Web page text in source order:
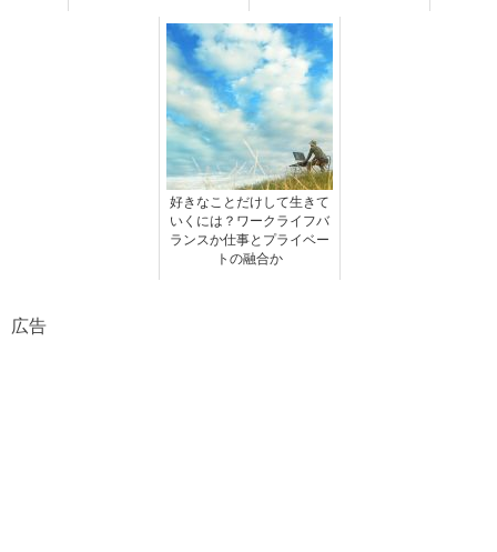
好きなことだけして生きて
いくには？ワークライフバ
ランスか仕事とプライベー
トの融合か
広告